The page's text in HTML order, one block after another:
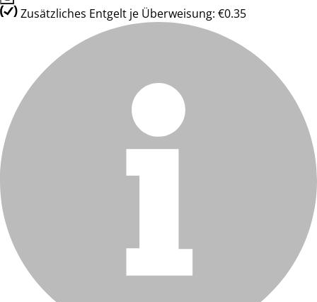
Zusätzliches Entgelt je Überweisung: €0.35